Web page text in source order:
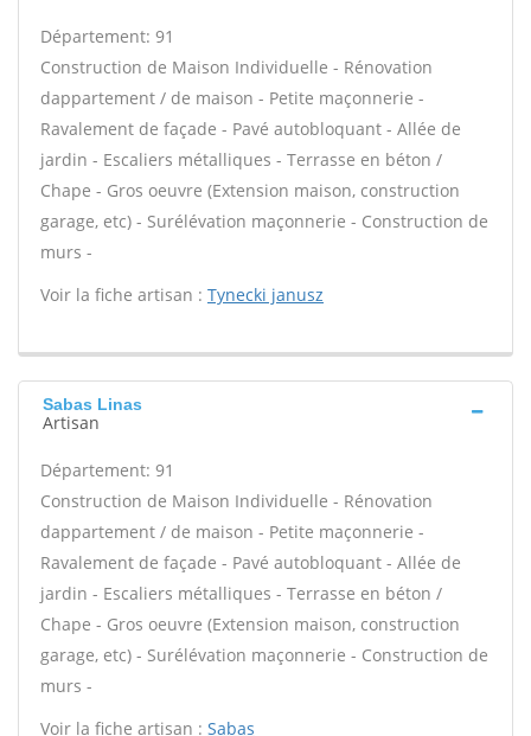
Département: 91
Construction de Maison Individuelle - Rénovation
dappartement / de maison - Petite maçonnerie -
Ravalement de façade - Pavé autobloquant - Allée de
jardin - Escaliers métalliques - Terrasse en béton /
Chape - Gros oeuvre (Extension maison, construction
garage, etc) - Surélévation maçonnerie - Construction de
murs -
Voir la fiche artisan : Tynecki janusz
Sabas Linas
Artisan
Département: 91
Construction de Maison Individuelle - Rénovation
dappartement / de maison - Petite maçonnerie -
Ravalement de façade - Pavé autobloquant - Allée de
jardin - Escaliers métalliques - Terrasse en béton /
Chape - Gros oeuvre (Extension maison, construction
garage, etc) - Surélévation maçonnerie - Construction de
murs -
Voir la fiche artisan : Sabas